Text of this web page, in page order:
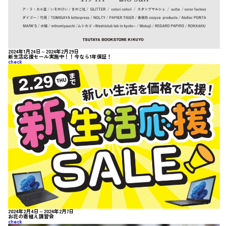
2024年1月24日～2024年2月29日
新生活応援セール実施中！！今なら1年保証！
check
2024年2月4日～2024年2月7日
お花の寄植え講習会
check